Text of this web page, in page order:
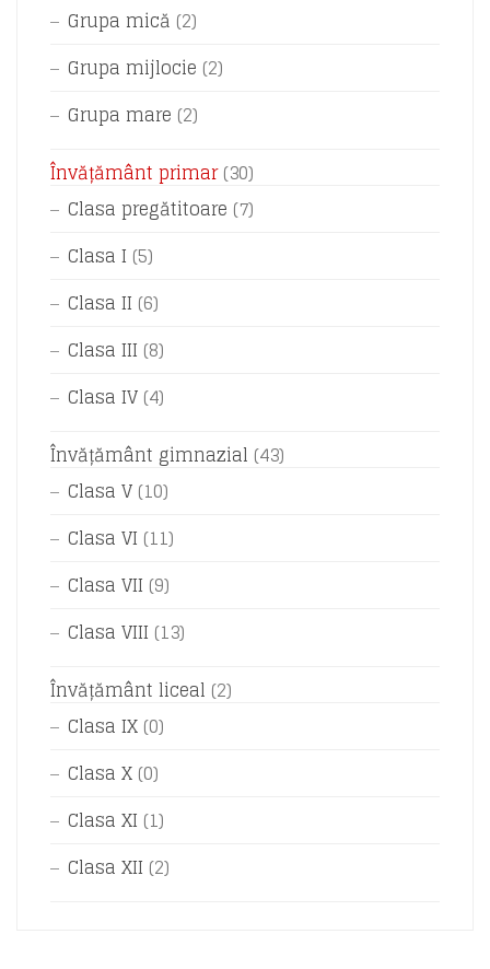
Grupa mică (2)
Grupa mijlocie (2)
Grupa mare (2)
Învățământ primar (30)
Clasa pregătitoare (7)
Clasa I (5)
Clasa II (6)
Clasa III (8)
Clasa IV (4)
Învățământ gimnazial (43)
Clasa V (10)
Clasa VI (11)
Clasa VII (9)
Clasa VIII (13)
Învățământ liceal (2)
Clasa IX (0)
Clasa X (0)
Clasa XI (1)
Clasa XII (2)